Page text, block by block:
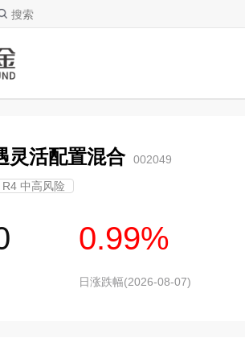
搜索
灵活配置混合 002049
R4 中高风险
0.99%
日涨跌幅(2026-08-07)